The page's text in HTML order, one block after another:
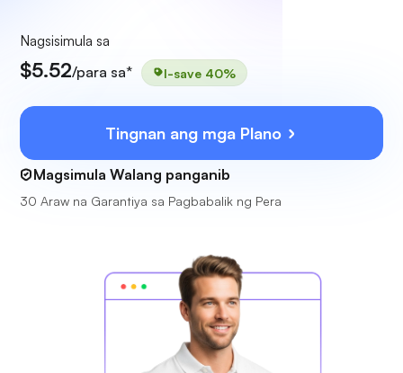
Nagsisimula sa
$5.52/para sa* I-save 40%
Tingnan ang mga Plano
Magsimula Walang panganib
30 Araw na Garantiya sa Pagbabalik ng Pera